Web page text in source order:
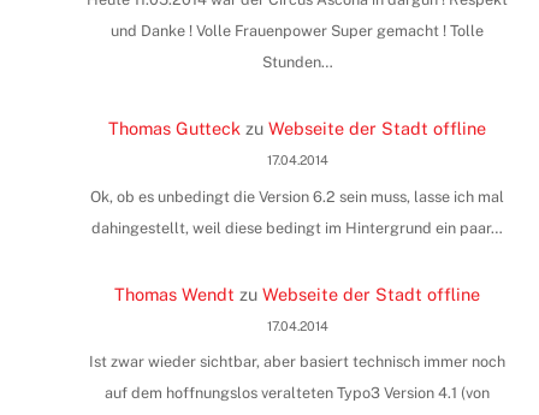
und Danke ! Volle Frauenpower Super gemacht ! Tolle
Stunden…
Thomas Gutteck zuWebseite der Stadt offline
17.04.2014
Ok, ob es unbedingt die Version 6.2 sein muss, lasse ich mal
dahingestellt, weil diese bedingt im Hintergrund ein paar…
Thomas Wendt zuWebseite der Stadt offline
17.04.2014
Ist zwar wieder sichtbar, aber basiert technisch immer noch
auf dem hoffnungslos veralteten Typo3 Version 4.1 (von